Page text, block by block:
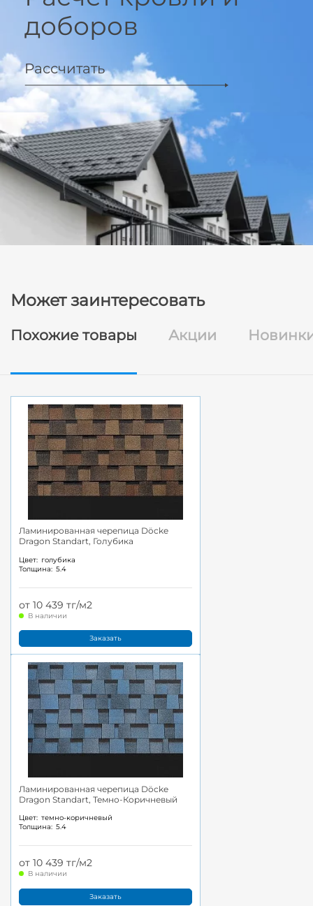
доборов
Рассчитать
Может заинтересовать
Похожие товары Акции
Ламинированная черепица Döcke
Dragon Standart, Голубика
Цвет: голубика
Толщина: 5.4
от 10 439 тг/м2
В наличии
Заказать
Ламинированная черепица Döcke
Dragon Standart, Темно-Коричневый
Цвет: темно-коричневый
Толщина: 5.4
от 10 439 тг/м2
В наличии
Заказать